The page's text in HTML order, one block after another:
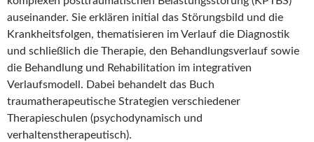
auseinander. Sie erklären initial das Störungsbild und die
Krankheitsfolgen, thematisieren im Verlauf die Diagnostik
und schließlich die Therapie, den Behandlungsverlauf sowie
die Behandlung und Rehabilitation im integrativen
Verlaufsmodell. Dabei behandelt das Buch
traumatherapeutische Strategien verschiedener
Therapieschulen (psychodynamisch und
verhaltenstherapeutisch).